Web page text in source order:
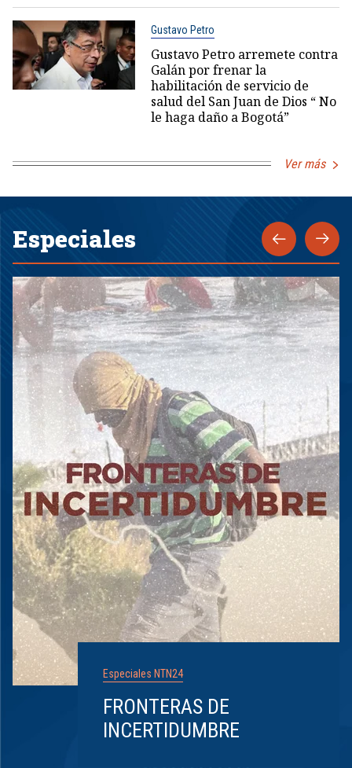
Gustavo Petro
Gustavo Petro arremete contra
Galán por frenar la
habilitación de servicio de
salud del San Juan de Dios “ No
le haga daño a Bogotá”
Ver más
Especiales
Especiales NTN24
FRONTERAS DE
INCERTIDUMBRE